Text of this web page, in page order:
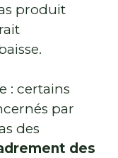
produit
: certains
par
des
des